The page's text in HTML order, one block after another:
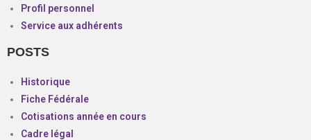
Profil personnel
Service aux adhérents
POSTS
Historique
Fiche Fédérale
Cotisations année en cours
Cadre légal